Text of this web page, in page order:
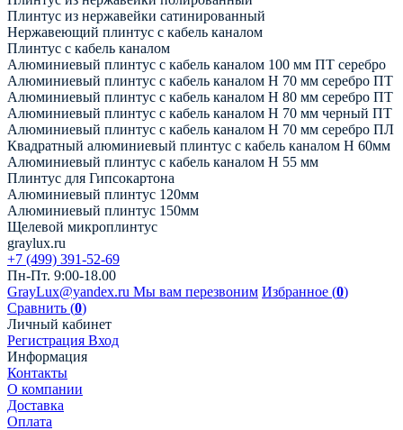
Плинтус из нержавейки сатинированный
Нержавеющий плинтус с кабель каналом
Плинтус с кабель каналом
Алюминиевый плинтус с кабель каналом 100 мм ПТ серебро
Алюминиевый плинтус с кабель каналом H 70 мм серебро ПТ
Алюминиевый плинтус с кабель каналом H 80 мм серебро ПТ
Алюминиевый плинтус с кабель каналом H 70 мм черный ПТ
Алюминиевый плинтус с кабель каналом H 70 мм серебро ПЛ
Квадратный алюминиевый плинтус с кабель каналом H 60мм
Алюминиевый плинтус с кабель каналом H 55 мм
Плинтус для Гипсокартона
Алюминиевый плинтус 120мм
Алюминиевый плинтус 150мм
Щелевой микроплинтус
graylux.ru
+7 (499) 391-52-69
Пн-Пт. 9:00-18.00
GrayLux@yandex.ru Мы вам перезвоним Избранное (0)
Сравнить (0)
Личный кабинет
Регистрация Вход
Информация
Контакты
О компании
Доставка
Оплата